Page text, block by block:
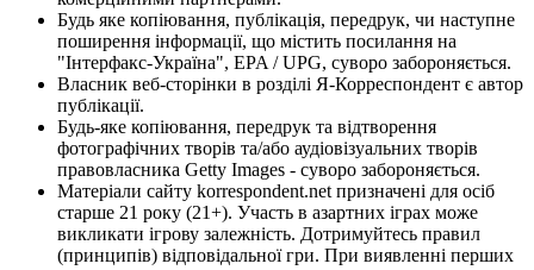
Будь яке копіювання, публікація, передрук, чи наступне
поширення інформації, що містить посилання на
"Інтерфакс-Україна", EPA / UPG, суворо забороняється.
Власник веб-сторінки в розділі Я-Корреспондент є автор
публікації.
Будь-яке копіювання, передрук та відтворення
фотографічних творів та/або аудіовізуальних творів
правовласника Getty Images - суворо забороняється.
Матеріали сайту korrespondent.net призначені для осіб
старше 21 року (21+). Участь в азартних іграх може
викликати ігрову залежність. Дотримуйтесь правил
(принципів) відповідальної гри. При виявленні перших